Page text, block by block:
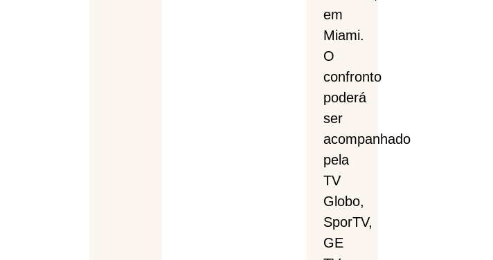
em
Miami.
O
confronto
poderá
ser
acompanhado
pela
TV
Globo,
SporTV,
GE